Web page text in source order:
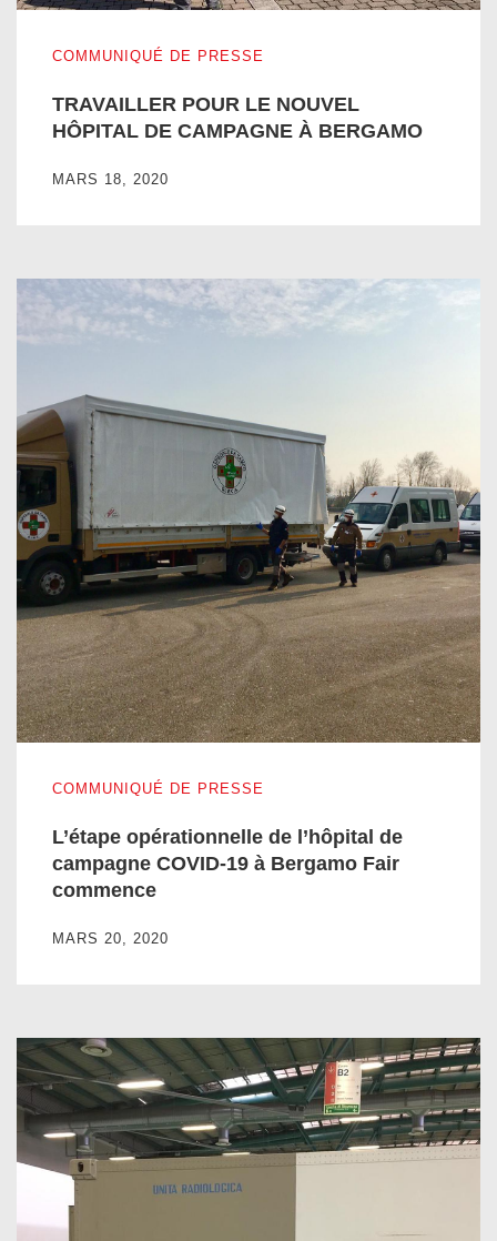
COMMUNIQUÉ DE PRESSE
TRAVAILLER POUR LE NOUVEL
HÔPITAL DE CAMPAGNE À BERGAMO
MARS 18, 2020
COMMUNIQUÉ DE PRESSE
L’étape opérationnelle de l’hôpital de
campagne COVID-19 à Bergamo Fair
commence
MARS 20, 2020